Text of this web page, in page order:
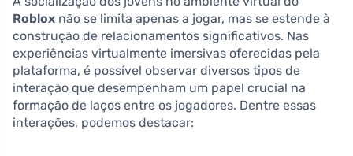
Roblox não se limita apenas a jogar, mas se estende à
construção de relacionamentos significativos. Nas
experiências virtualmente imersivas oferecidas pela
plataforma, é possível observar diversos tipos de
interação que desempenham um papel crucial na
formação de laços entre os jogadores. Dentre essas
interações, podemos destacar: